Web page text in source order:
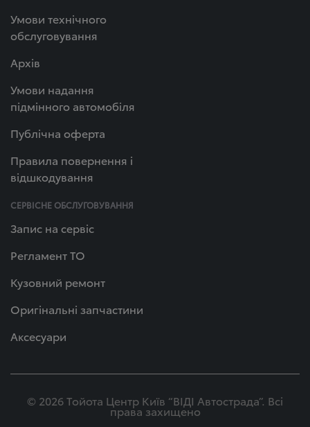
Умови технічного
обслуговування
Архів
Умови надання
підмінного автомобіля
Публічна оферта
Правила повернення і
відшкодування
СЕРВІСНЕ ОБСЛУГОВУВАННЯ
Запис на сервіс
Регламент ТО
Кузовний ремонт
Оригінальні запчастини
Аксесуари
© 2026 Тойота Центр Київ “ВІДІ Автострада”. Всі
права захищено